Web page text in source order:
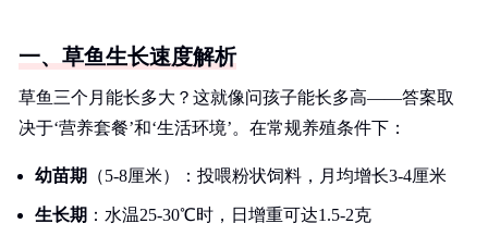
一、草鱼生长速度解析
草鱼三个月能长多大？这就像问孩子能长多高——答案取
决于‘营养套餐’和‘生活环境’。在常规养殖条件下：
幼苗期 （5-8厘米）：投喂粉状饲料，月均增长3-4厘米
生长期 ：水温25-30℃时，日增重可达1.5-2克